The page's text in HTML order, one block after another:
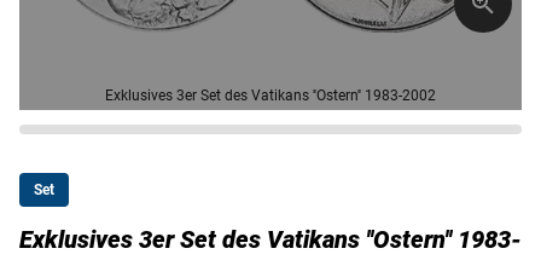
Exklusives 3er Set des Vatikans ''Ostern'' 1983-2002
Set
Exklusives 3er Set des Vatikans ''Ostern'' 1983-